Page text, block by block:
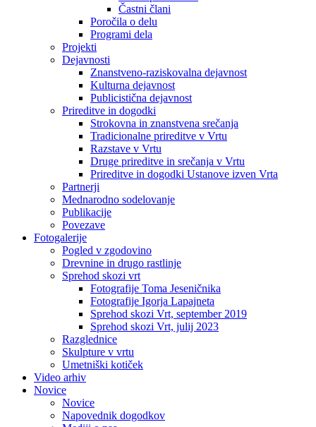
Častni člani
Poročila o delu
Programi dela
Projekti
Dejavnosti
Znanstveno-raziskovalna dejavnost
Kulturna dejavnost
Publicistična dejavnost
Prireditve in dogodki
Strokovna in znanstvena srečanja
Tradicionalne prireditve v Vrtu
Razstave v Vrtu
Druge prireditve in srečanja v Vrtu
Prireditve in dogodki Ustanove izven Vrta
Partnerji
Mednarodno sodelovanje
Publikacije
Povezave
Fotogalerije
Pogled v zgodovino
Drevnine in drugo rastlinje
Sprehod skozi vrt
Fotografije Toma Jeseničnika
Fotografije Igorja Lapajneta
Sprehod skozi Vrt, september 2019
Sprehod skozi Vrt, julij 2023
Razglednice
Skulpture v vrtu
Umetniški kotiček
Video arhiv
Novice
Novice
Napovednik dogodkov